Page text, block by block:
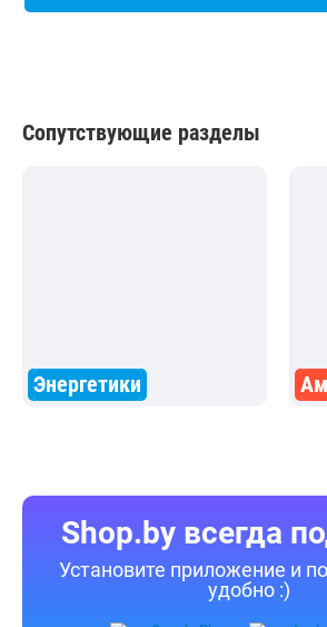
Сопутствующие разделы
Энергетики
Shop.by всегда
Установите приложение и
удобно :)